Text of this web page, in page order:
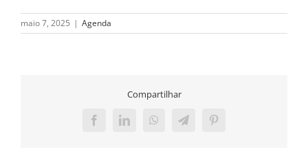
maio 7, 2025 | Agenda
Compartilhar
FacebookLinkedInWhatsAppTelegramPinterest